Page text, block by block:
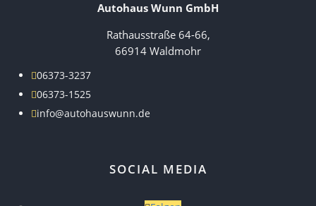
Autohaus Wunn GmbH
Rathausstraße 64-66,
66914 Waldmohr
06373-3237
06373-1525
info@autohauswunn.de
SOCIAL MEDIA